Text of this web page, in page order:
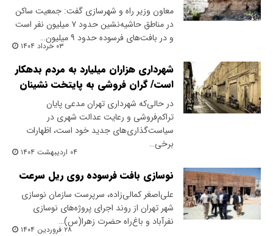
معاون وزیر راه و شهرسازی گفت: جمعیت ساکن
در مناطق حاشیه‌نشین حدود ۷ میلیون نفر است
و در بافت‌های فرسوده حدود ۹ میلیون…
۰۳ خرداد ۱۴۰۴
شهرداری هزاران میلیارد به مردم بدهکار
است/ گران فروشی به پایتخت نشینان
در حالی‌که شهرداری تهران مدعی پایان
تراکم‌فروشی و رعایت عدالت شهری در
سیاست‌گذاری‌های جدید خود است، اظهارات
برخی…
۰۴ اردیبهشت ۱۴۰۴
نوسازی بافت فرسوده روی ریل سرعت
علی‌اصغر کمالی‌زاده، سرپرست سازمان نوسازی
شهر تهران از روند اجرای پروژه‌های نوسازی
نفرآباد و باغ‌راه حضرت زهرا(س)…
۲۸ فروردین ۱۴۰۴